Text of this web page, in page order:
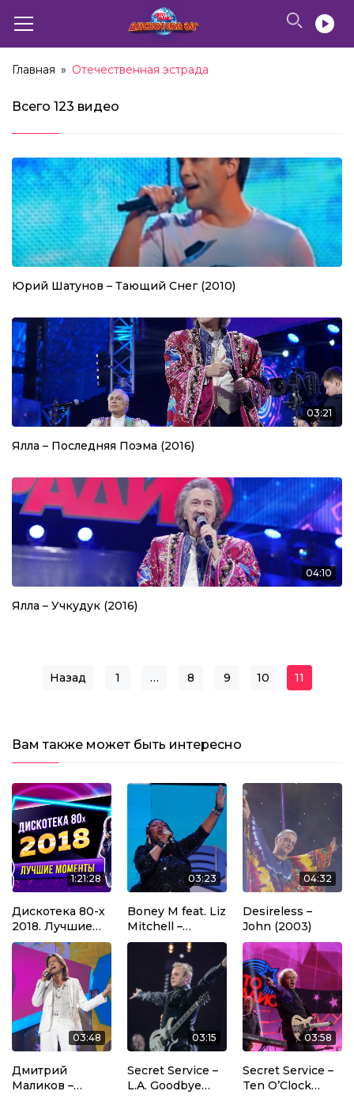
Главная » Отечественная эстрада
Всего 123 видео
Юрий Шатунов – Тающий Снег (2010)
03:21
Ялла – Последняя Поэма (2016)
04:10
Ялла – Учкудук (2016)
Навигация по записям
Назад 1 … 8 9 10 11
Вам также может быть интересно
1:21:28
Дискотека 80-х
2018. Лучшие
моменты
фестиваля
Авторадио
03:23
Boney M feat. Liz
Mitchell –
Bahama Mama
04:32
Desireless –
John (2003)
03:48
Дмитрий
Маликов –
03:15
Secret Service –
L.A. Goodbye
03:58
Secret Service –
Ten O’Clock